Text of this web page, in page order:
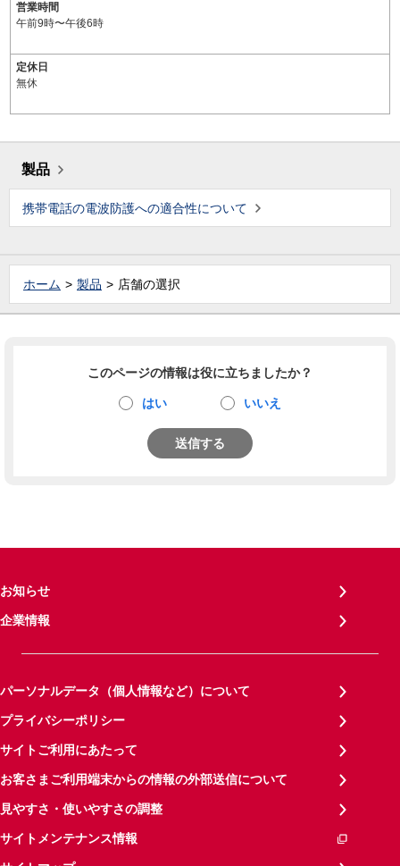
営業時間
午前9時〜午後6時
定休日
無休
製品
携帯電話の電波防護への適合性について
ホーム 製品 店舗の選択
このページの情報は役に立ちましたか？
はい いいえ
送信する
お知らせ
企業情報
パーソナルデータ（個人情報など）について
プライバシーポリシー
サイトご利用にあたって
お客さまご利用端末からの情報の外部送信について
見やすさ・使いやすさの調整
サイトメンテナンス情報